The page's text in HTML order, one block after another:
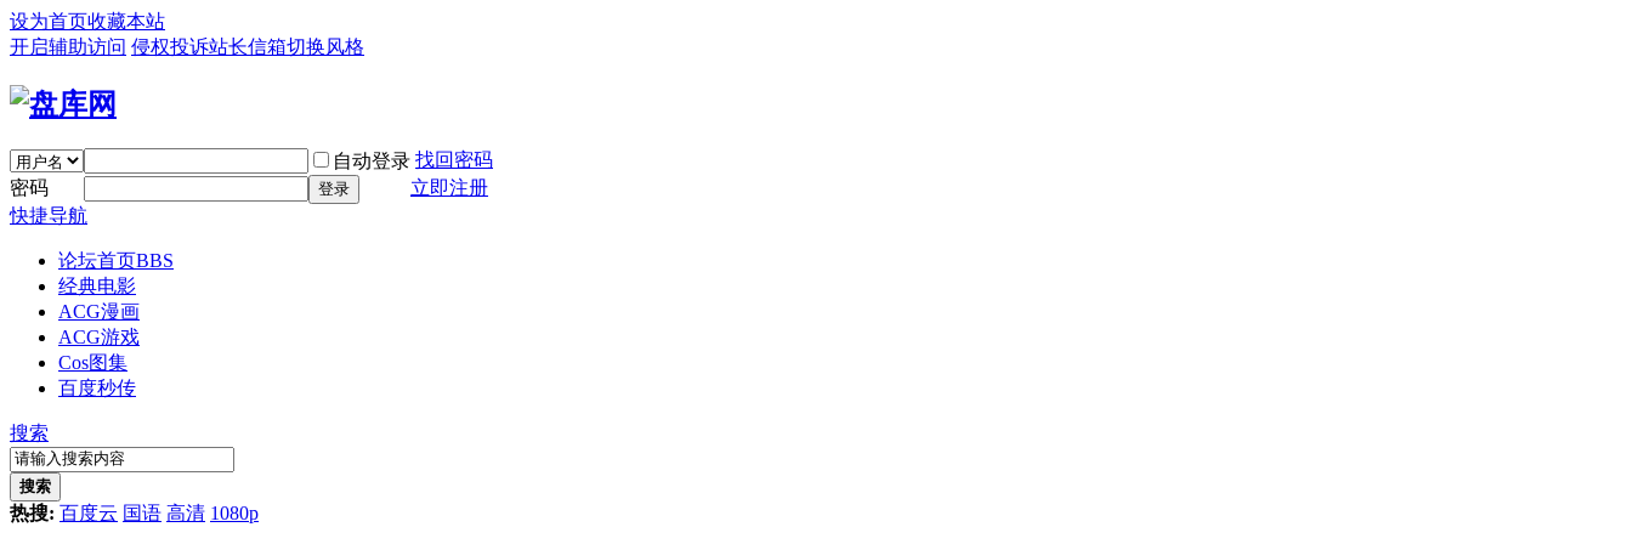
设为首页收藏本站
开启辅助访问 侵权投诉站长信箱切换风格
自动登录 找回密码
密码
登录
立即注册
快捷导航
论坛首页BBS
经典电影
ACG漫画
ACG游戏
Cos图集
百度秒传
搜索
搜索
热搜: 百度云 国语 高清 1080p